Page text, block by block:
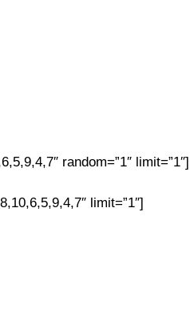
random=”1″ limit=”1″]
limit=”1″]